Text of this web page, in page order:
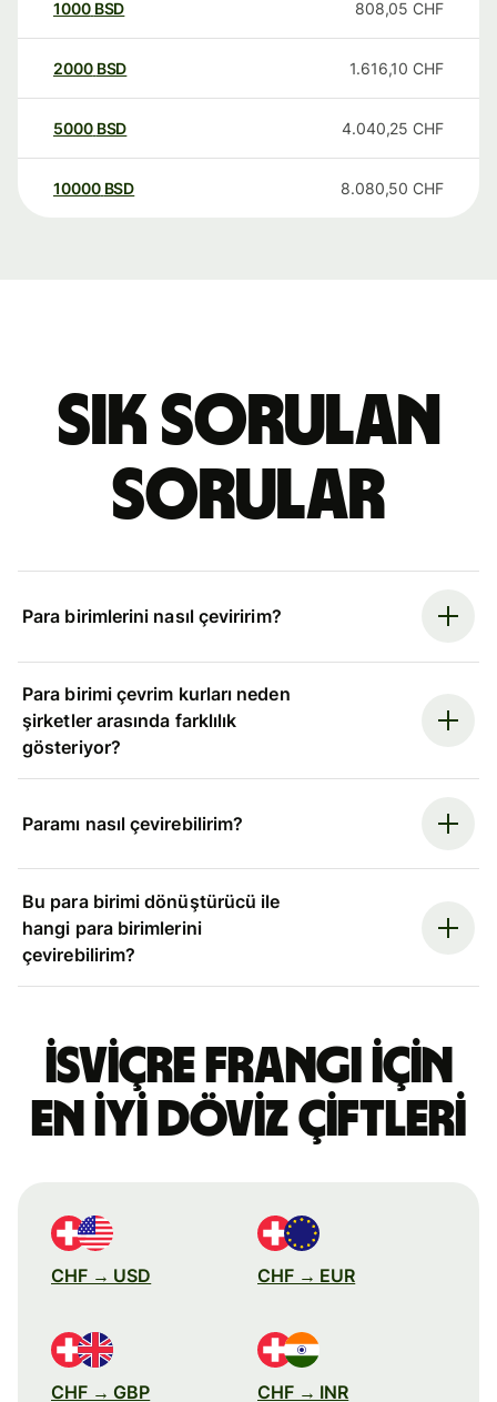
1000 BSD 808,05 CHF
2000 BSD 1.616,10 CHF
5000 BSD 4.040,25 CHF
10000 BSD 8.080,50 CHF
Sık sorulan
sorular
Para birimlerini nasıl çeviririm?
Para birimi çevrim kurları neden
şirketler arasında farklılık
gösteriyor?
Paramı nasıl çevirebilirim?
Bu para birimi dönüştürücü ile
hangi para birimlerini
çevirebilirim?
İsviçre frangı için
en iyi döviz çiftleri
CHF → USD CHF → EUR
CHF → GBP CHF → INR